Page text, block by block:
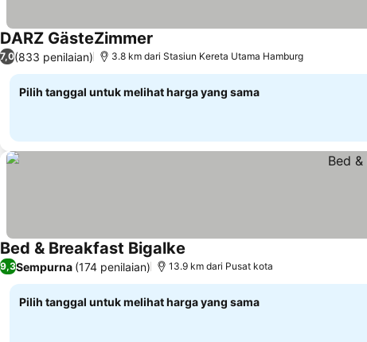
DARZ GästeZimmer
7,0(833 penilaian) 3.8 km dari Stasiun Kereta Utama Hamburg
Pilih tanggal untuk melihat harga yang sama
Bed & Breakfast Bigalke
9,3Sempurna (174 penilaian) 13.9 km dari Pusat kota
Pilih tanggal untuk melihat harga yang sama